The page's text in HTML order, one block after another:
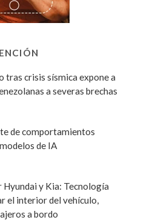
tras crisis sísmica expone a
a severas brechas
de comportamientos
de IA
Hyundai y Kia: Tecnología
el interior del vehículo,
a bordo